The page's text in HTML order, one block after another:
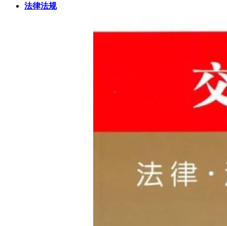
法律法规